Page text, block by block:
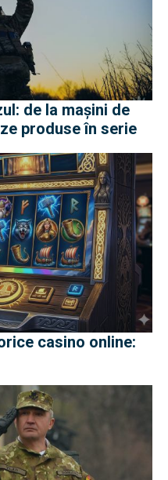
de la mașini de
produse în serie
casino online: